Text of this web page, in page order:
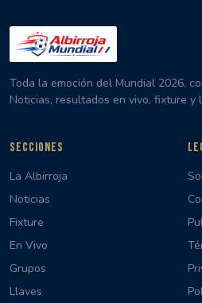
Toda la emoción del Mundial 2026,
Noticias, resultados en vivo, fixture y
SECCIONES
La Albirroja
Noticias
Fixture
En Vivo
Grupos
Llaves